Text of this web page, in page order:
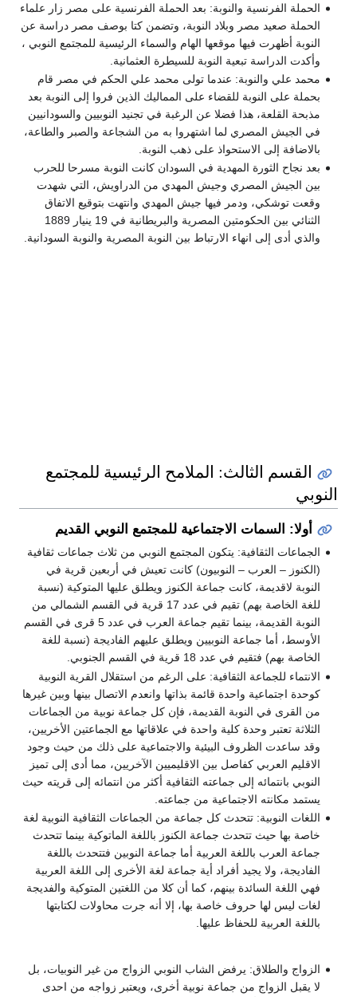
الحملة الفرنسية والنوبة: بعد الحملة الفرنسية على مصر زار علماء
الحملة صعيد مصر وبلاد النوبة، وتضمن كتا بوصف مصر دراسة عن
النوبة أظهرت فيها موقعها الهام والسماء الرئيسية للمجتمع النوبي ،
وأكدت الدراسة تبعية النوبة للسيطرة العثمانية.
محمد علي والنوبة: عندما تولى محمد علي الحكم في مصر قام
بحملة على النوبة للقضاء على المماليك الذين فروا إلى النوبة بعد
مذبحة القلعة، هذا فضلا عن الرغبة في تجنيد النوبيين والسودانيين
في الجيش المصري لما اشتهروا به من الشجاعة والصبر والطاعة،
بالاضافة إلى الاستحواذ على ذهب النوبة.
بعد نجاح الثورة المهدية في السودان كانت النوبة مسرحا للحرب
بين الجيش المصري وجيش المهدي من الدراويش، التي شهدت
وقعت توشكي، ودمر فيها جيش المهدي وانتهت بتوقيع الاتفاق
الثنائي بين الحكومتين المصرية والبريطانية في 19 ينيار 1889
والذي أدى إلى انهاء الارتباط بين النوبة المصرية والنوبة السودانية.
القسم الثالث: الملامح الرئيسية للمجتمع
النوبي
أولا: السمات الاجتماعية للمجتمع النوبي القديم
الجماعات الثقافية: يتكون المجتمع النوبي من ثلاث جماعات ثقافية
(الكنوز – العرب – النوبيون) كانت تعيش في أربعين قرية في
النوبة لاقديمة، كانت جماعة الكنوز ويطلق عليها المتوكية (نسبة
للغة الخاصة بهم) تقيم في عدد 17 قرية في القسم الشمالي من
النوبة القديمة، بينما تقيم جماعة العرب في عدد 5 قرى في القسم
الأوسط، أما جماعة النوبيين ويطلق عليهم الفاديجة (نسبة للغة
الخاصة بهم) فتقيم في عدد 18 قرية في القسم الجنوبي.
الانتماء للجماعة الثقافية: على الرغم من استقلال القرية النوبية
كوحدة اجتماعية واحدة قائمة بذاتها وانعدم الاتصال بينها وبين غيرها
من القرى في النوبة القديمة، فإن كل جماعة نوبية من الجماعات
الثلاثة تعتبر وحدة كلية واحدة في علاقاتها مع الجماعتين الأخريين،
وقد ساعدت الظروف البيئية والاجتماعية على ذلك من حيث وجود
الاقليم العربي كفاصل بين الاقليميين الآخريين، مما أدى إلى تميز
النوبي بانتمائه إلى جماعته الثقافية أكثر من انتمائه إلى قريته حيث
يستمد مكانته الاجتماعية من جماعته.
اللغات النوبية: تتحدث كل جماعة من الجماعات الثقافية النوبية لغة
خاصة بها حيث تتحدث جماعة الكنوز باللغة الماتوكية بينما تتحدث
جماعة العرب باللغة العربية أما جماعة النوبين فتتحدث باللغة
الفاديجة، ولا يجيد أفراد أية جماعة لغة الأخرى إلى اللغة العربية
فهي اللغة السائدة بينهم، كما أن كلا من اللغتين المتوكية والفديجة
لغات ليس لها حروف خاصة بها، إلا أنه جرت محاولات لكتابتها
باللغة العربية للحفاظ عليها.
الزواج والطلاق: يرفض الشاب النوبي الزواج من غير النوبيات، بل
لا يقبل الزواج من جماعة نوبية أخرى، ويعتبر زواجه من احدى